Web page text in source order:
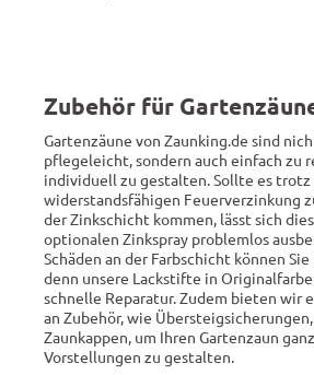
Zubehör für
Gartenzäune von Zaunking.de sind
pflegeleicht, sondern auch einfach zu
individuell zu gestalten. Sollte es trotz
widerstandsfähigen Feuerverzinkung
der Zinkschicht kommen, lässt sich
optionalen Zinkspray problemlos
Schäden an der Farbschicht können
denn unsere Lackstifte in
schnelle Reparatur. Zudem bieten wir
an Zubehör, wie
Zaunkappen, um Ihren Gartenzaun
Vorstellungen zu gestalten.